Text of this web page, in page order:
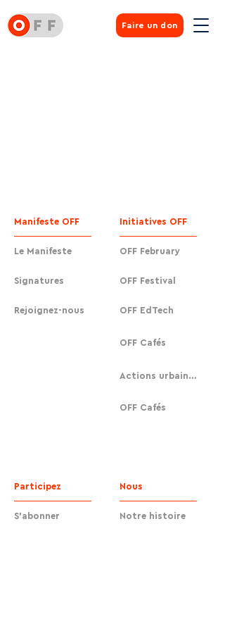
Faire un don
Manifeste OFF
Le Manifeste
Signatures
Rejoignez-nous
Initiatives OFF
OFF February
OFF Festival
OFF EdTech
OFF Cafés
Actions urbaines
OFF Cafés
Participez
S'abonner
Nous
Notre histoire